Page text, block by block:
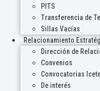
PITS
Transferencia de
Sillas Vacías
Relacionamiento
Dirección de
Convenios
Convocatorias
De interés